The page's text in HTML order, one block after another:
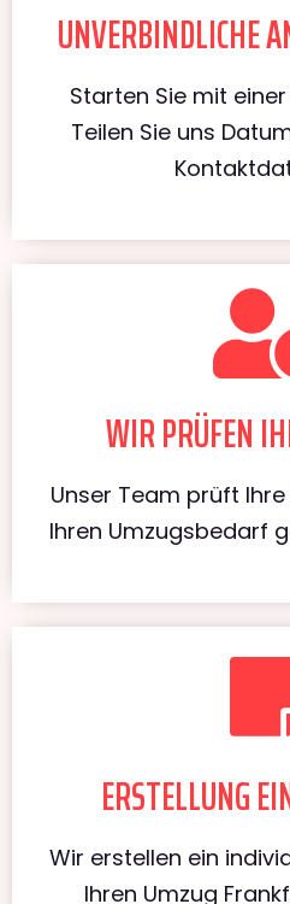
UNVERBINDLICHE
Starten Sie mit
Teilen Sie uns
WIR PRÜFEN
Unser Team prüft
Ihren Umzugsbedarf
ERSTELLUNG
Wir erstellen ein
Ihren Umzug